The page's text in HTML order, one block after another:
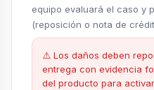
equipo evaluará el caso y
(reposición o nota de
⚠️ Los daños deben
entrega con evidencia
del producto para